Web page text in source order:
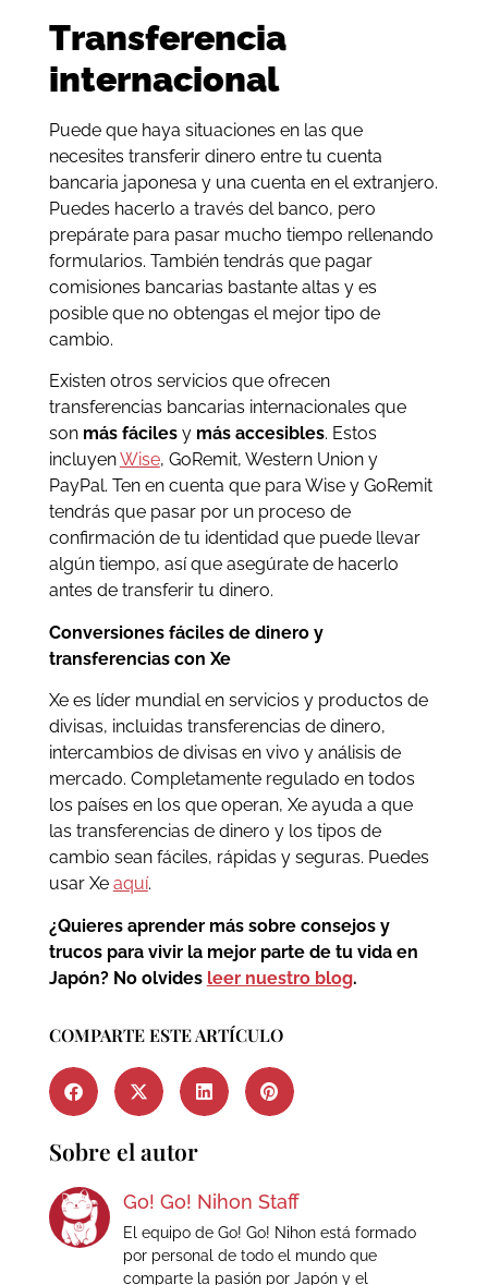
Transferencia
internacional
Puede que haya situaciones en las que
necesites transferir dinero entre tu cuenta
bancaria japonesa y una cuenta en el extranjero.
Puedes hacerlo a través del banco, pero
prepárate para pasar mucho tiempo rellenando
formularios. También tendrás que pagar
comisiones bancarias bastante altas y es
posible que no obtengas el mejor tipo de
cambio.
Existen otros servicios que ofrecen
transferencias bancarias internacionales que
son más fácilesy más accesibles. Estos
incluyenWise, GoRemit, Western Union y
PayPal. Ten en cuenta que para Wise y GoRemit
tendrás que pasar por un proceso de
confirmación de tu identidad que puede llevar
algún tiempo, así que asegúrate de hacerlo
antes de transferir tu dinero.
Conversiones fáciles de dinero y
transferencias con Xe
Xe es líder mundial en servicios y productos de
divisas, incluidas transferencias de dinero,
intercambios de divisas en vivo y análisis de
mercado. Completamente regulado en todos
los países en los que operan, Xe ayuda a que
las transferencias de dinero y los tipos de
cambio sean fáciles, rápidas y seguras. Puedes
usar Xe aquí.
¿Quieres aprender más sobre consejos y
trucos para vivir la mejor parte de tu vida en
Japón? No olvides leer nuestro blog.
COMPARTE ESTE ARTÍCULO
Sobre el autor
Go! Go! Nihon Staff
El equipo de Go! Go! Nihon está formado
por personal de todo el mundo que
comparte la pasión por Japón y el